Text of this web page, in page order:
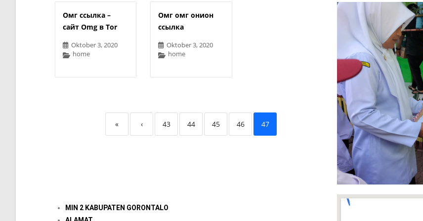
Омг ссылка –
сайт Omg в Tor
Oktober 3, 2020
home
Омг омг онион
ссылка
Oktober 3, 2020
home
« ‹ 43 44 45 46 47
MIN 2 KABUPATEN GORONTALO